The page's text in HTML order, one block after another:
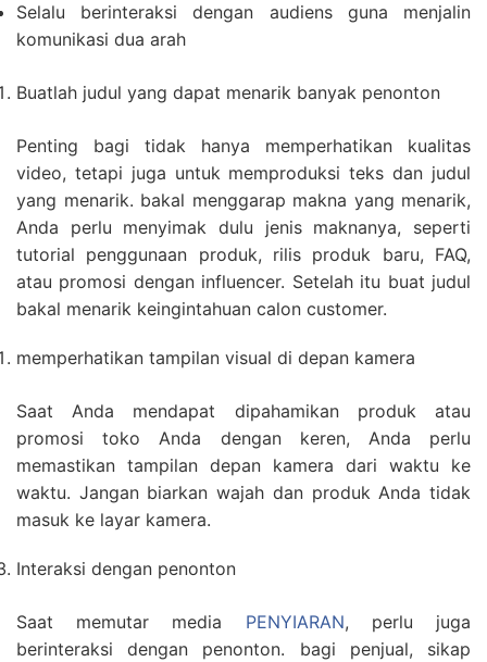
Selalu berinteraksi dengan audiens guna menjalin
komunikasi dua arah
Buatlah judul yang dapat menarik banyak penonton
Penting bagi tidak hanya memperhatikan kualitas
video, tetapi juga untuk memproduksi teks dan judul
yang menarik. bakal menggarap makna yang menarik,
Anda perlu menyimak dulu jenis maknanya, seperti
tutorial penggunaan produk, rilis produk baru, FAQ,
atau promosi dengan influencer. Setelah itu buat judul
bakal menarik keingintahuan calon customer.
memperhatikan tampilan visual di depan kamera
Saat Anda mendapat dipahamikan produk atau
promosi toko Anda dengan keren, Anda perlu
memastikan tampilan depan kamera dari waktu ke
waktu. Jangan biarkan wajah dan produk Anda tidak
masuk ke layar kamera.
Interaksi dengan penonton
Saat memutar media PENYIARAN, perlu juga
berinteraksi dengan penonton. bagi penjual, sikap